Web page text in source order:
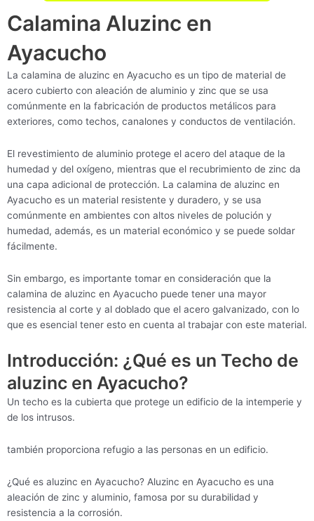
Calamina Aluzinc en
Ayacucho
La calamina de aluzinc en Ayacucho es un tipo de material de
acero cubierto con aleación de aluminio y zinc que se usa
comúnmente en la fabricación de productos metálicos para
exteriores, como techos, canalones y conductos de ventilación.
El revestimiento de aluminio protege el acero del ataque de la
humedad y del oxígeno, mientras que el recubrimiento de zinc da
una capa adicional de protección. La calamina de aluzinc en
Ayacucho es un material resistente y duradero, y se usa
comúnmente en ambientes con altos niveles de polución y
humedad, además, es un material económico y se puede soldar
fácilmente.
Sin embargo, es importante tomar en consideración que la
calamina de aluzinc en Ayacucho puede tener una mayor
resistencia al corte y al doblado que el acero galvanizado, con lo
que es esencial tener esto en cuenta al trabajar con este material.
Introducción: ¿Qué es un Techo de
aluzinc en Ayacucho?
Un techo es la cubierta que protege un edificio de la intemperie y
de los intrusos.
también proporciona refugio a las personas en un edificio.
¿Qué es aluzinc en Ayacucho? Aluzinc en Ayacucho es una
aleación de zinc y aluminio, famosa por su durabilidad y
resistencia a la corrosión.